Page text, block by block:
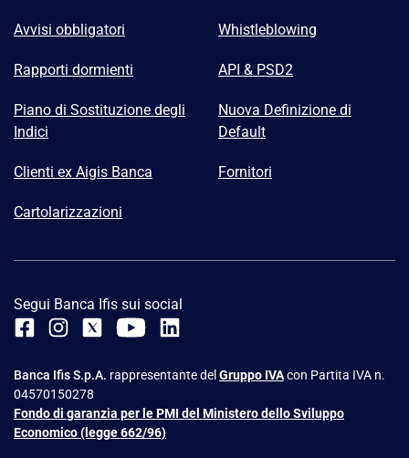
Avvisi obbligatori Whistleblowing
Rapporti dormienti API & PSD2
Piano di Sostituzione degli
Indici
Nuova Definizione di
Default
Clienti ex Aigis Banca Fornitori
Cartolarizzazioni
Segui Banca Ifis sui social
Banca Ifis S.p.A. rappresentante del Gruppo IVAcon Partita IVA n.
04570150278
Fondo di garanzia per le PMI del Ministero dello Sviluppo
Economico (legge 662/96)